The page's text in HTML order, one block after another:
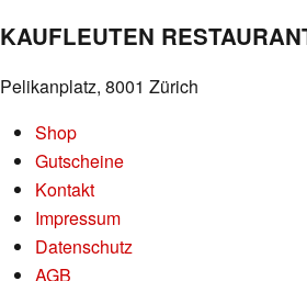
KAUFLEUTEN
Pelikanplatz, 8001 Zürich
Shop
Gutscheine
Kontakt
Impressum
Datenschutz
AGB